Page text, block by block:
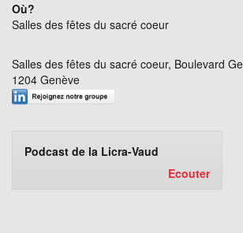
Où?
Salles des fêtes du sacré coeur
Salles des fêtes du sacré coeur, Boulevard
1204 Genève
Podcast de la Licra-Vaud
Ecouter